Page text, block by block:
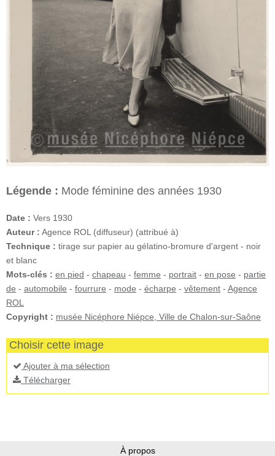
Légende : Mode féminine des années 1930
Date : Vers 1930
Auteur : Agence ROL (diffuseur) (attribué à)
Technique : tirage sur papier au gélatino-bromure d'argent - noir
et blanc
Mots-clés : en pied - chapeau - femme - portrait - en pose - partie
de - automobile - fourrure - mode - écharpe - vêtement - Agence
ROL
Copyright : musée Nicéphore Niépce, Ville de Chalon-sur-Saône
Choisir cette image
Ajouter à ma sélection
Télécharger
À propos